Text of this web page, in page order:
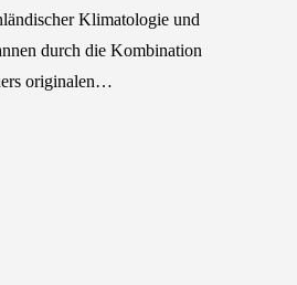
Klimatologie und
durch die Kombination
originalen…